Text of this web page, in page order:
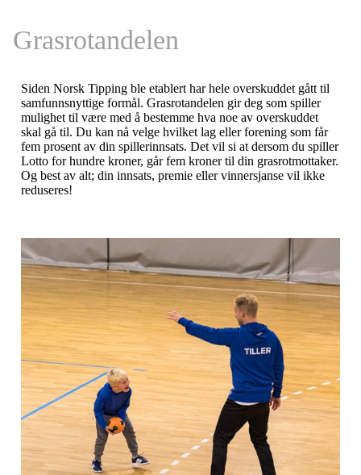
Grasrotandelen
Siden Norsk Tipping ble etablert har hele overskuddet gått til
samfunnsnyttige formål. Grasrotandelen gir deg som spiller
mulighet til være med å bestemme hva noe av overskuddet
skal gå til. Du kan nå velge hvilket lag eller forening som får
fem prosent av din spillerinnsats. Det vil si at dersom du spiller
Lotto for hundre kroner, går fem kroner til din grasrotmottaker.
Og best av alt; din innsats, premie eller vinnersjanse vil ikke
reduseres!